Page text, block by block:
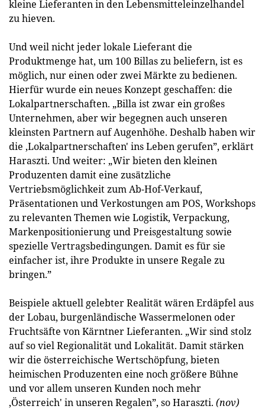
kleine Lieferanten in den Lebensmitteleinzelhandel
zu hieven.
Und weil nicht jeder lokale Lieferant die
Produktmenge hat, um 100 Billas zu beliefern, ist es
möglich, nur einen oder zwei Märkte zu bedienen.
Hierfür wurde ein neues Konzept geschaffen: die
Lokalpartnerschaften. „Billa ist zwar ein großes
Unternehmen, aber wir begegnen auch unseren
kleinsten Partnern auf Augenhöhe. Deshalb haben wir
die ‚Lokalpartnerschaften' ins Leben gerufen”, erklärt
Haraszti. Und weiter: „Wir bieten den kleinen
Produzenten damit eine zusätzliche
Vertriebsmöglichkeit zum Ab-Hof-Verkauf,
Präsentationen und Verkostungen am POS, Workshops
zu relevanten Themen wie Logistik, Verpackung,
Markenpositionierung und Preisgestaltung sowie
spezielle Vertragsbedingungen. Damit es für sie
einfacher ist, ihre Produkte in unsere Regale zu
bringen.”
Beispiele aktuell gelebter Realität wären Erdäpfel aus
der Lobau, burgenländische Wassermelonen oder
Fruchtsäfte von Kärntner Lieferanten. „Wir sind stolz
auf so viel Regionalität und Lokalität. Damit stärken
wir die österreichische Wertschöpfung, bieten
heimischen Produzenten eine noch größere Bühne
und vor allem unseren Kunden noch mehr
‚Österreich' in unseren Regalen”, so Haraszti. (nov)